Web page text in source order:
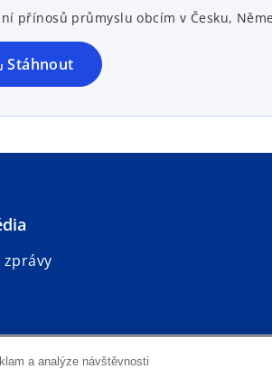
přínosů průmyslu obcím v Česku,
Stáhnout
i
n
a
n
t
zprávy
a analýze návštěvnosti